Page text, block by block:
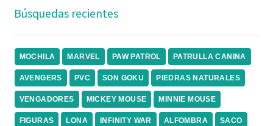
Búsquedas recientes
MOCHILA MARVEL PAW PATROL PATRULLA CANINA
AVENGERS PVC SON GOKU PIEDRAS NATURALES
VENGADORES MICKEY MOUSE MINNIE MOUSE
FIGURAS LONA INFINITY WAR ALFOMBRA SACO